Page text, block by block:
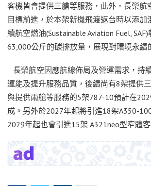
客機皆會提供三艙等服務，此外，長榮航
目標前進，於本架新機飛渡返台時以添加
續航空燃油(Sustainable Aviation Fuel,
63,000公斤的碳排放量，展現對環境永續
長榮航空因應航線佈局及營運需求，持
運能及提升服務品質，後續尚有8架提供
與提供兩艙等服務的5架787-10預計在
成。另外於2027年起將引進18架A350-
2029年起也會引進15架 A321neo型窄體客